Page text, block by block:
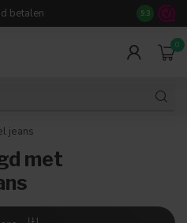
betalen 14 dagen
9.3
0
jeans
met